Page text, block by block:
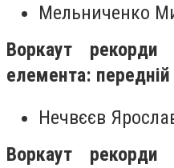
Мельниченко
Воркаут
елемента: передній
Нечвєєв
Воркаут